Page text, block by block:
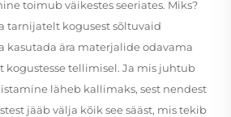
toimub väikestes seeriates. Miks?
tarnijatelt kogusest sõltuvaid
kasutada ära materjalide odavama
kogustesse tellimisel. Ja mis juhtub
läheb kallimaks, sest nendest
jääb välja kõik see sääst, mis tekib